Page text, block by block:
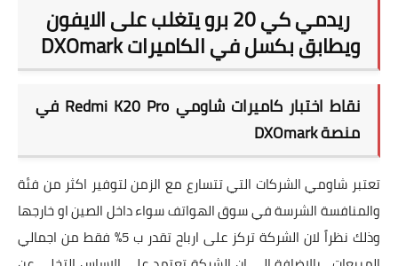
ريدمي كي 20 برو يتغلب على الايفون
ويطابق بكسل في الكاميرات DXOmark
نقاط اختبار كاميرات شاومي Redmi K20 Pro في
منصة DXOmark
تعتبر شاومي الشركات التي تتسارع مع الزمن لتوفير اكثر من فئة
والمنافسة الشرسة في سوق الهواتف سواء داخل الصين او خارجها
وذلك نظراً لان الشركة تركز على ارباح تقدر ب 5% فقط من اجمالي